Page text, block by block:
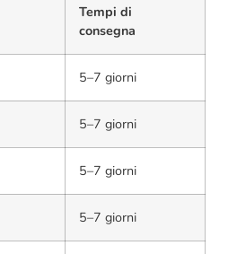
Tempi di
consegna
5–7 giorni
5–7 giorni
5–7 giorni
5–7 giorni